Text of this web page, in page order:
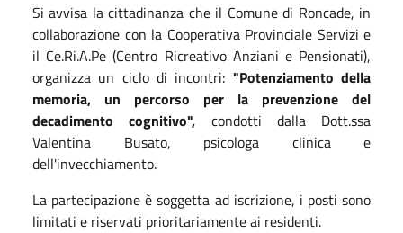
Si avvisa la cittadinanza che il Comune di Roncade, in
collaborazione con la Cooperativa Provinciale Servizi e
il Ce.Ri.A.Pe (Centro Ricreativo Anziani e Pensionati),
organizza un ciclo di incontri: "Potenziamento della
memoria, un percorso per la prevenzione del
decadimento cognitivo", condotti dalla Dott.ssa
Valentina Busato, psicologa clinica e
dell'invecchiamento.
La partecipazione è soggetta ad iscrizione, i posti sono
limitati e riservati prioritariamente ai residenti.